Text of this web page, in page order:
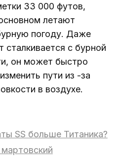
33 000 футов,
летают
погоду. Даже
сталкивается с бурной
он может быстро
пути из -за
в воздухе.
SS больше Титаника?